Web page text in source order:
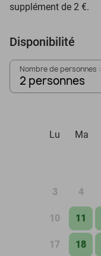
supplément de 2 €.
Disponibilité
Nombre de personnes :
2 personnes
Lu
Ma
3 4
10 11
17 18